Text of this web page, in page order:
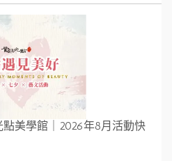
點美學館｜2026年8月活動快